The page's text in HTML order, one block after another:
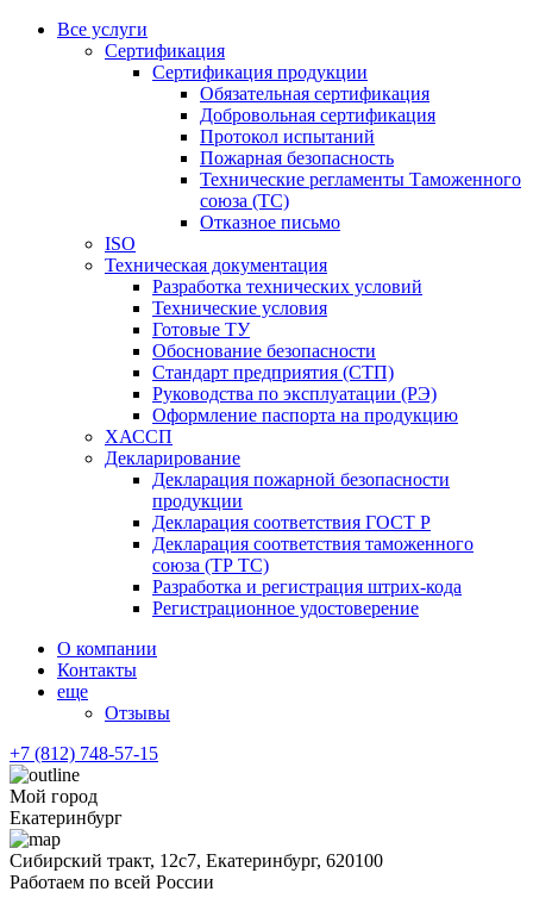
Все услуги
Сертификация
Сертификация продукции
Обязательная сертификация
Добровольная сертификация
Протокол испытаний
Пожарная безопасность
Технические регламенты Таможенного
союза (ТС)
Отказное письмо
ISO
Техническая документация
Разработка технических условий
Технические условия
Готовые ТУ
Обоснование безопасности
Стандарт предприятия (СТП)
Руководства по эксплуатации (РЭ)
Оформление паспорта на продукцию
ХАССП
Декларирование
Декларация пожарной безопасности
продукции
Декларация соответствия ГОСТ Р
Декларация соответствия таможенного
союза (ТР ТС)
Разработка и регистрация штрих-кода
Регистрационное удостоверение
О компании
Контакты
еще
Отзывы
+7 (812) 748-57-15
Мой город
Екатеринбург
Сибирский тракт, 12с7, Екатеринбург, 620100
Работаем по всей России